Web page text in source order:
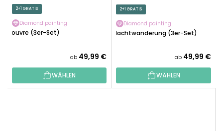
2+1 GRATIS
Diamond painting
Louvre (3er-Set)
ab 49,99 €
WÄHLEN
2+1 GRATIS
Diamond painting
Nachtwanderung (3er-Set)
ab 49,99 €
WÄHLEN